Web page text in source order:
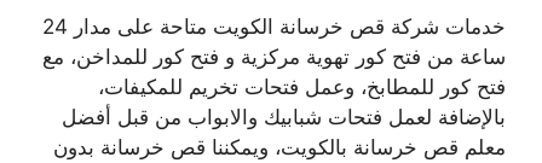
خدمات شركة قص خرسانة الكويت متاحة على مدار 24
ساعة من فتح كور تهوية مركزية و فتح كور للمداخن، مع
فتح كور للمطابخ، وعمل فتحات تخريم للمكيفات،
بالإضافة لعمل فتحات شبابيك والابواب من قبل أفضل
معلم قص خرسانة بالكويت، ويمكننا قص خرسانة بدون